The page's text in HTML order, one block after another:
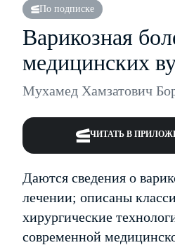
По подписке
Варикозная
медицинских
Мухамед Хамзатович
ЧИТАТЬ В
Даются сведения о
лечении; описаны
хирургические
современной